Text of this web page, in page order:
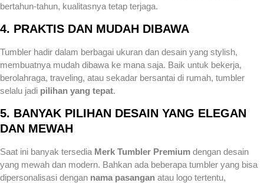
bertahun-tahun, kualitasnya tetap terjaga.
4. PRAKTIS DAN MUDAH DIBAWA
Tumbler hadir dalam berbagai ukuran dan desain yang stylish,
membuatnya mudah dibawa ke mana saja. Baik untuk bekerja,
berolahraga, traveling, atau sekadar bersantai di rumah, tumbler
selalu jadi pilihan yang tepat.
5. BANYAK PILIHAN DESAIN YANG ELEGAN
DAN MEWAH
Saat ini banyak tersedia Merk Tumbler Premium dengan desain
yang mewah dan modern. Bahkan ada beberapa tumbler yang bisa
dipersonalisasi dengan nama pasangan atau logo tertentu,